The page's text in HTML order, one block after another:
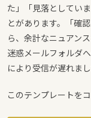
た」「見落としてい
とがあります。「確
ら、余計なニュアン
迷惑メールフォルダ
により受信が遅れま
このテンプレートを